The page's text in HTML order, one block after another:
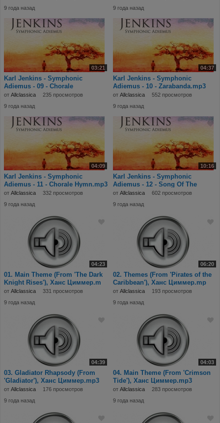
9 года назад
9 года назад
03:21
Karl Jenkins - Symphonic
Adiemus - 09 - Chorale
Cantilena.mp3
от Allclassica
235 просмотров
9 года назад
04:37
Karl Jenkins - Symphonic
Adiemus - 10 - Zarabanda.mp3
от Allclassica
552 просмотров
9 года назад
04:09
Karl Jenkins - Symphonic
Adiemus - 11 - Chorale Hymn.mp3
от Allclassica
332 просмотров
9 года назад
10:16
Karl Jenkins - Symphonic
Adiemus - 12 - Song Of The
Plains.mp3
от Allclassica
602 просмотров
9 года назад
04:23
01. Main Theme (From 'The Dark
Knight Rises'), Ханс Циммер.m
от Allclassica
331 просмотров
9 года назад
06:20
02. Themes (From 'Pirates of the
Caribbean'), Ханс Циммер.mp
от Allclassica
193 просмотров
9 года назад
04:39
03. Gladiator Rhapsody (From
'Gladiator'), Ханс Циммер.mp3
от Allclassica
176 просмотров
9 года назад
04:03
04. Main Theme (From 'Crimson
Tide'), Ханс Циммер.mp3
от Allclassica
283 просмотров
9 года назад